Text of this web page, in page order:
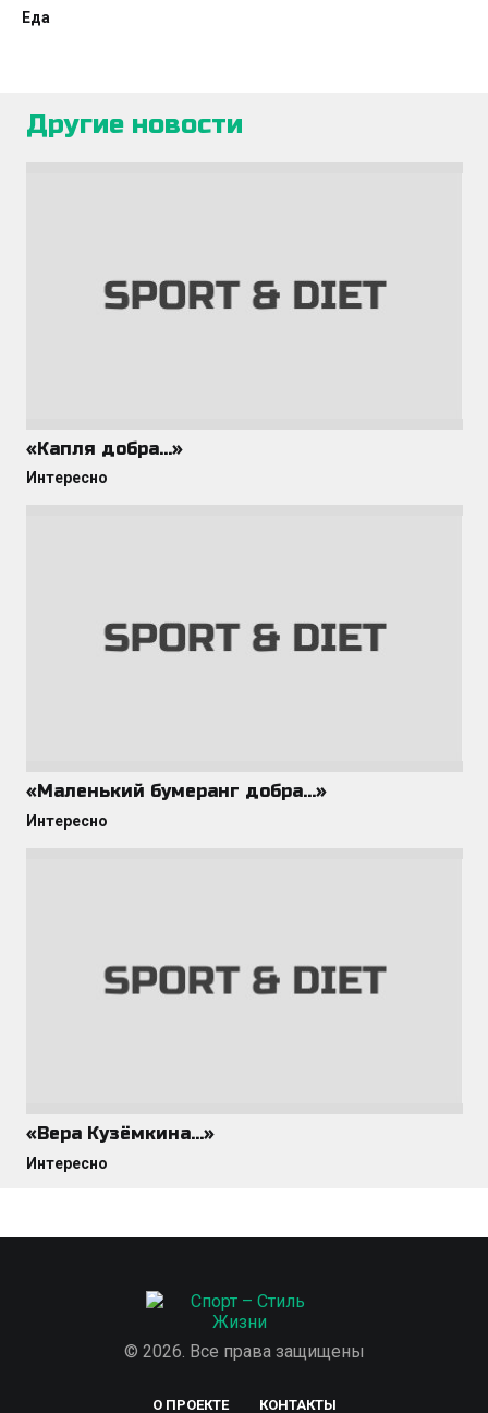
Еда
Другие новости
«Капля добра…»
Интересно
«Маленький бумеранг добра…»
Интересно
«Вера Кузёмкина…»
Интересно
© 2026. Все права защищены
О ПРОЕКТЕ КОНТАКТЫ